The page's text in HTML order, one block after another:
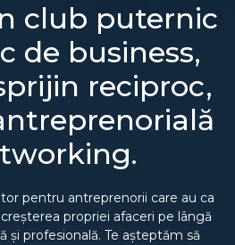
club puternic
de business,
reciproc,
pentru antreprenorii care au ca
propriei afaceri pe lângă
și profesională. Te așteptăm să